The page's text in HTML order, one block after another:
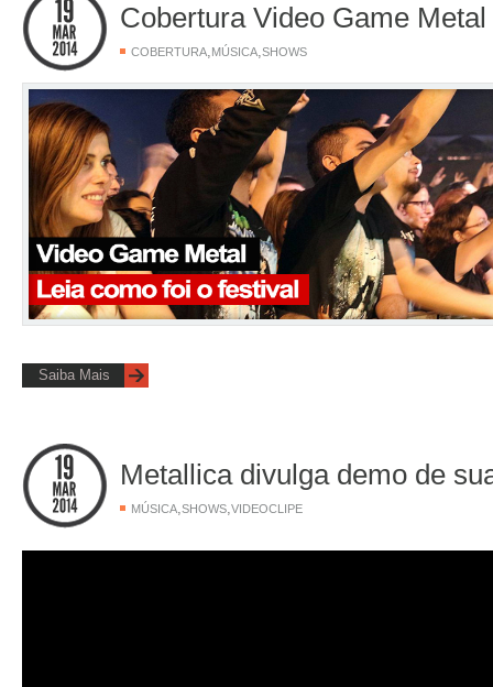
Cobertura Video Game Metal
COBERTURA, MÚSICA,SHOWS
Saiba Mais
Metallica divulga demo de
MÚSICA SHOWS VIDEOCLIPE